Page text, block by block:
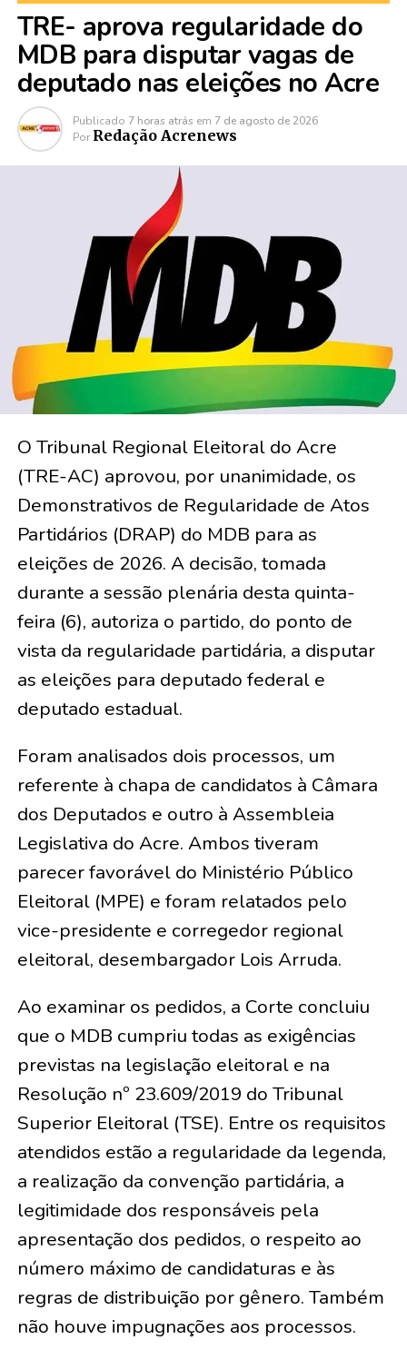
TRE- aprova regularidade do
MDB para disputar vagas de
deputado nas eleições no Acre
Publicado 7 horas atrás em 7 de agosto de 2026
Por Redação Acrenews
O Tribunal Regional Eleitoral do Acre
(TRE-AC) aprovou, por unanimidade, os
Demonstrativos de Regularidade de Atos
Partidários (DRAP) do MDB para as
eleições de 2026. A decisão, tomada
durante a sessão plenária desta quinta-
feira (6), autoriza o partido, do ponto de
vista da regularidade partidária, a disputar
as eleições para deputado federal e
deputado estadual.
Foram analisados dois processos, um
referente à chapa de candidatos à Câmara
dos Deputados e outro à Assembleia
Legislativa do Acre. Ambos tiveram
parecer favorável do Ministério Público
Eleitoral (MPE) e foram relatados pelo
vice-presidente e corregedor regional
eleitoral, desembargador Lois Arruda.
Ao examinar os pedidos, a Corte concluiu
que o MDB cumpriu todas as exigências
previstas na legislação eleitoral e na
Resolução nº 23.609/2019 do Tribunal
Superior Eleitoral (TSE). Entre os requisitos
atendidos estão a regularidade da legenda,
a realização da convenção partidária, a
legitimidade dos responsáveis pela
apresentação dos pedidos, o respeito ao
número máximo de candidaturas e às
regras de distribuição por gênero. Também
não houve impugnações aos processos.